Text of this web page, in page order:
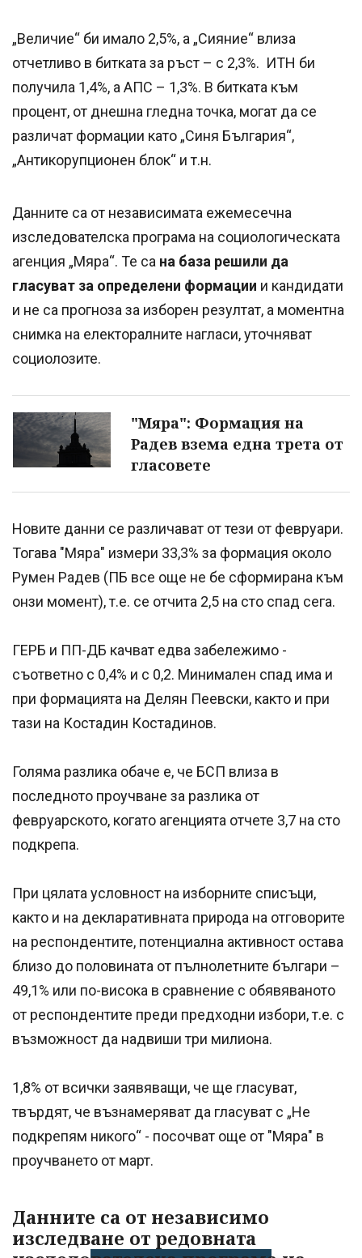
„Величие“ би имало 2,5%, а „Сияние“ влиза
отчетливо в битката за ръст – с 2,3%. ИТН би
получила 1,4%, а АПС – 1,3%. В битката към
процент, от днешна гледна точка, могат да се
различат формации като „Синя България“,
„Антикорупционен блок“ и т.н.
Данните са от независимата ежемесечна
изследователска програма на социологическата
агенция „Мяра“. Те са на база решили да
гласуват за определени формации и кандидати
и не са прогноза за изборен резултат, а моментна
снимка на електоралните нагласи, уточняват
социолозите.
"Мяра": Формация на
Радев взема една трета от
гласовете
Новите данни се различават от тези от февруари.
Тогава "Мяра" измери 33,3% за формация около
Румен Радев (ПБ все още не бе сформирана към
онзи момент), т.е. се отчита 2,5 на сто спад сега.
ГЕРБ и ПП-ДБ качват едва забележимо -
съответно с 0,4% и с 0,2. Минимален спад има и
при формацията на Делян Пеевски, както и при
тази на Костадин Костадинов.
Голяма разлика обаче е, че БСП влиза в
последното проучване за разлика от
февруарското, когато агенцията отчете 3,7 на сто
подкрепа.
При цялата условност на изборните списъци,
както и на декларативната природа на отговорите
на респондентите, потенциална активност остава
близо до половината от пълнолетните българи –
49,1% или по-висока в сравнение с обявяваното
от респондентите преди предходни избори, т.е. с
възможност да надвиши три милиона.
1,8% от всички заявяващи, че ще гласуват,
твърдят, че възнамеряват да гласуват с „Не
подкрепям никого“ - посочват още от "Мяра" в
проучването от март.
Данните са от независимо
изследване от редовната